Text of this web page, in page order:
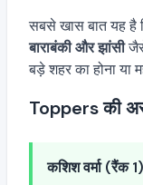
सबसे खास बात यह है
बाराबंकी और झांसी
बड़े शहर का होना या
Toppers की
कशिश वर्मा (रैंक